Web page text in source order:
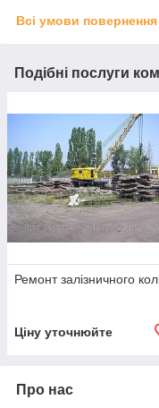
Всі умови повернення
Подібні послуги
Ремонт залізничного
Ціну уточнюйте
Про нас